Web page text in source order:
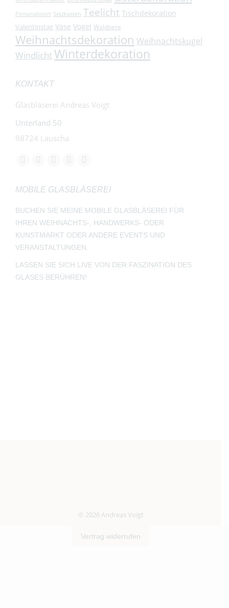
Personalisiert Setzkasten Teelicht Tischdekoration
Valentinstag Vase Vogel Waldtiere
Weihnachtsdekoration Weihnachtskugel
WindlichtWinterdekoration
KONTAKT
Glasbläserei Andreas Voigt
Unterland 50
98724 Lauscha
Finden Sie uns auf:
Facebook
opens
in
new
window
YouTube
opens
in
new
window
Instagram
opens
in
new
window
E-
page
opens
in
new
window
Whatsapp
opens
in
new
window
MOBILE GLASBLÄSEREI
BUCHEN SIE MEINE MOBILE GLASBLÄSEREI FÜR
IHREN WEIHNACHTS-, HANDWERKS- ODER
KUNSTMARKT ODER ANDERE EVENTS UND
VERANSTALTUNGEN.
LASSEN SIE SICH LIVE VON DER FASZINATION DES
GLASES BERÜHREN!
© 2026 Andreas Voigt
Vertrag widerrufen